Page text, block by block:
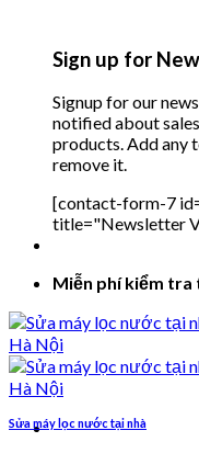
Sign up for
Signup for our
notified about
products. Add any
remove it.
[contact-form-7
title="Newsletter
Miễn phí kiểm
Sửa máy lọc nước tại nhà